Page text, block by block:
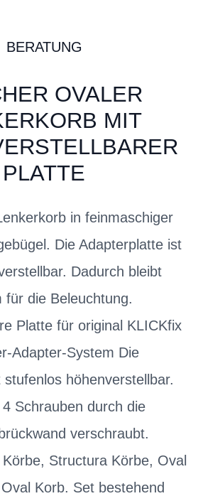
BERATUNG
OVALER
MIT
PLATTE
in feinmaschiger
Die Adapterplatte ist
Dadurch bleibt
für die Beleuchtung.
Platte für original KLICKfix
Adapter-System Die
höhenverstellbar.
Schrauben durch die
verschraubt.
Structura Körbe, Oval
Korb. Set bestehend